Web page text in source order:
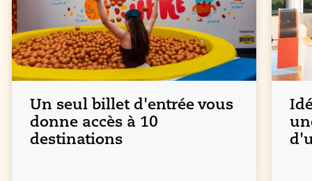
Un seul billet d'entrée vous
donne accès à 10
destinations